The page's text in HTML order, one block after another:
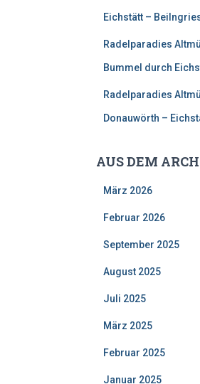
Eichstätt –
Radelparadies
Bummel durch
Radelparadies
Donauwörth –
AUS DEM
März 2026
Februar 2026
September 2025
August 2025
Juli 2025
März 2025
Februar 2025
Januar 2025